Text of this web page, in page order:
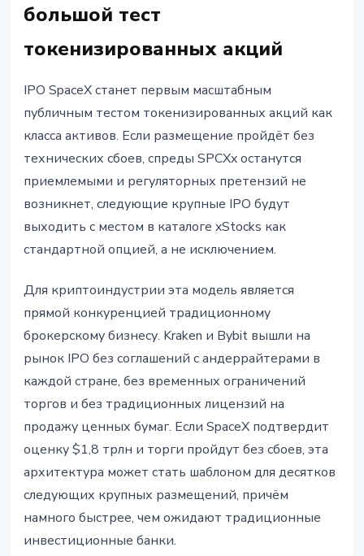
большой тест
токенизированных акций
IPO SpaceX станет первым масштабным
публичным тестом токенизированных акций как
класса активов. Если размещение пройдёт без
технических сбоев, спреды SPCXx останутся
приемлемыми и регуляторных претензий не
возникнет, следующие крупные IPO будут
выходить с местом в каталоге xStocks как
стандартной опцией, а не исключением.
Для криптоиндустрии эта модель является
прямой конкуренцией традиционному
брокерскому бизнесу. Kraken и Bybit вышли на
рынок IPO без соглашений с андеррайтерами в
каждой стране, без временных ограничений
торгов и без традиционных лицензий на
продажу ценных бумаг. Если SpaceX подтвердит
оценку $1,8 трлн и торги пройдут без сбоев, эта
архитектура может стать шаблоном для десятков
следующих крупных размещений, причём
намного быстрее, чем ожидают традиционные
инвестиционные банки.